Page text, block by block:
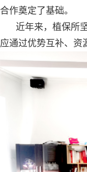
合作奠定了基础。
近年来，植保所坚
应通过优势互补、资